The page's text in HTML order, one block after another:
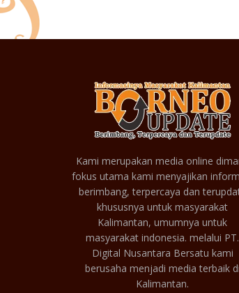
Kami merupakan media online
fokus utama kami menyajikan
berimbang, terpercaya dan
khususnya untuk masyarakat
Kalimantan, umumnya untuk
masyarakat indonesia. melalui PT.
Digital Nusantara Bersatu kami
berusaha menjadi media terbaik di
Kalimantan.